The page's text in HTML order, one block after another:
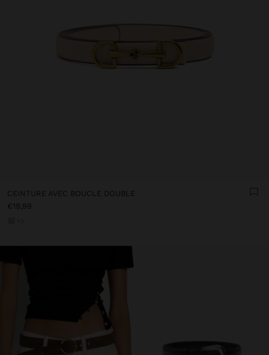
CEINTURE AVEC BOUCLE DOUBLE
€19,99